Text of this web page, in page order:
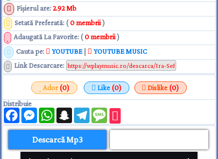
Fişierul are:2.92 Mb
Setată Preferată: (0 membrii )
Adaugată La Favorite: (0 membrii )
Cauta pe:
YOUTUBE|
YOUTUBE MUSIC
Link Descarcare:
Ador(0) Like (0) Dislike (0)
Distribuie
FacebookMessengerWhatsAppSnapchatTelegramMessage
Descarcă Mp3